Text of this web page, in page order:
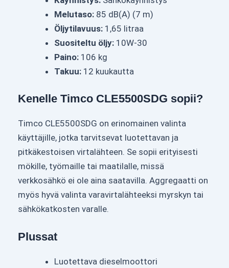
Melutaso: 85 dB(A) (7 m)
Öljytilavuus: 1,65 litraa
Suositeltu öljy: 10W-30
Paino: 106 kg
Takuu: 12 kuukautta
Kenelle Timco CLE5500SDG sopii?
Timco CLE5500SDG on erinomainen valinta
käyttäjille, jotka tarvitsevat luotettavan ja
pitkäkestoisen virtalähteen. Se sopii erityisesti
mökille, työmaille tai maatilalle, missä
verkkosähkö ei ole aina saatavilla. Aggregaatti on
myös hyvä valinta varavirtalähteeksi myrskyn tai
sähkökatkosten varalle.
Plussat
Luotettava dieselmoottori